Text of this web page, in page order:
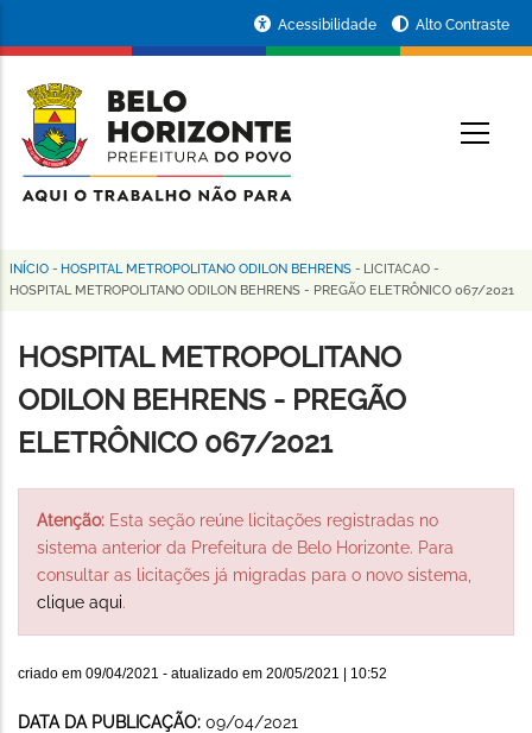
conteúdo
principal
da
Prefeitura
de
Horizonte
Acessibilidade Alto Contraste
Trilha
navegação
INÍCIO - HOSPITAL METROPOLITANO ODILON BEHRENS - LICITACAO -
HOSPITAL METROPOLITANO ODILON BEHRENS - PREGÃO ELETRÔNICO 067/2021
HOSPITAL METROPOLITANO
ODILON BEHRENS - PREGÃO
ELETRÔNICO 067/2021
Atenção: Esta seção reúne licitações registradas no
sistema anterior da Prefeitura de Belo Horizonte. Para
consultar as licitações já migradas para o novo sistema,
clique aqui.
criado em 09/04/2021 - atualizado em 20/05/2021 | 10:52
DATA DA PUBLICAÇÃO: 09/04/2021